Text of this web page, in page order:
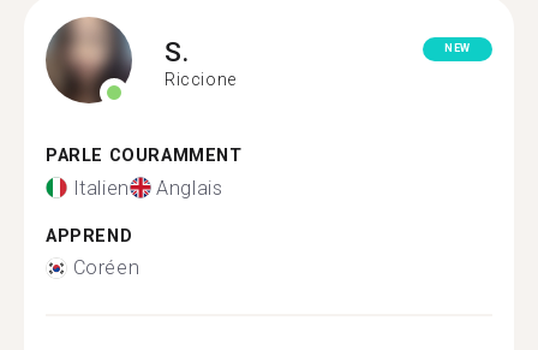
S.
Riccione
NEW
PARLE COURAMMENT
Italien Anglais
APPREND
Coréen